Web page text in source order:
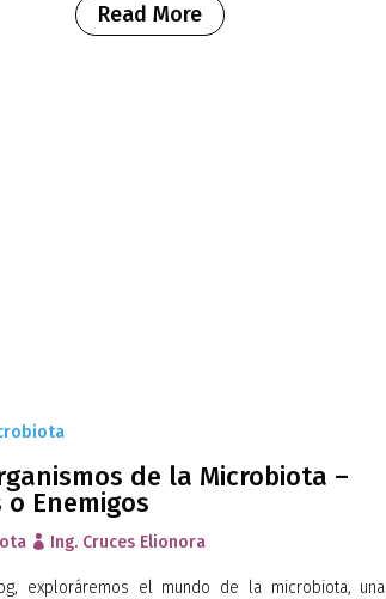
Read More
de la Microbiota –
o Enemigos
 Ing. Cruces Elionora
exploráremos el mundo de la microbiota, una